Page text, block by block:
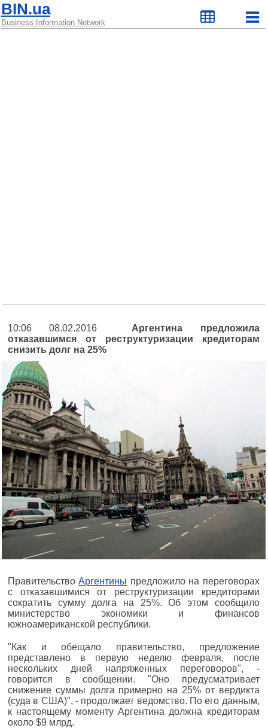
BIN.ua
Business Information Network
10:06 08.02.2016 Аргентина предложила
отказавшимся от реструктуризации кредиторам
снизить долг на 25%
ПравительствоАргентины предложило на переговорах
с отказавшимися от реструктуризации кредиторами
сократить сумму долга на 25%. Об этом сообщило
министерство экономики и финансов
южноамериканской республики.
"Как и обещало правительство, предложение
представлено в первую неделю февраля, после
нескольких дней напряженных переговоров", -
говорится в сообщении. "Оно предусматривает
снижение суммы долга примерно на 25% от вердикта
(суда в США)", - продолжает ведомство. По его данным,
к настоящему моменту Аргентина должна кредиторам
около $9 млрд.